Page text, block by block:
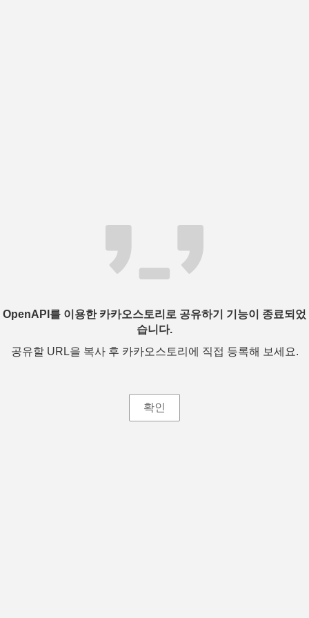
OpenAPI를 이용한 카카오스토리로 공유하기 기능이 종료되었
습니다.
공유할 URL을 복사 후 카카오스토리에 직접 등록해 보세요.
확인